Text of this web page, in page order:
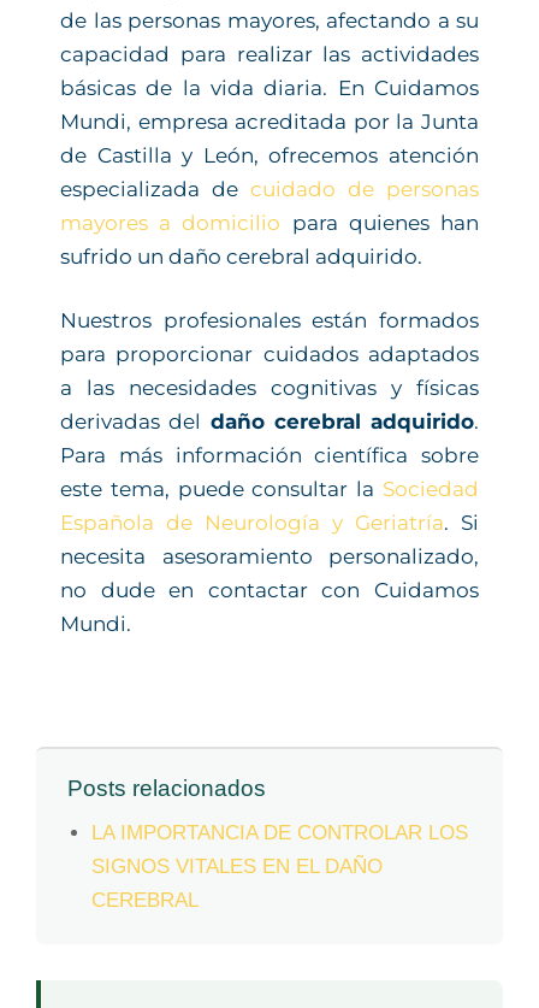
de las personas mayores, afectando a su
capacidad para realizar las actividades
básicas de la vida diaria. En Cuidamos
Mundi, empresa acreditada por la Junta
de Castilla y León, ofrecemos atención
especializada de cuidado de personas
mayores a domicilio para quienes han
sufrido un daño cerebral adquirido.
Nuestros profesionales están formados
para proporcionar cuidados adaptados
a las necesidades cognitivas y físicas
derivadas del daño cerebral adquirido.
Para más información científica sobre
este tema, puede consultar la Sociedad
Española de Neurología y Geriatría. Si
necesita asesoramiento personalizado,
no dude en contactar con Cuidamos
Mundi.
Posts relacionados
LA IMPORTANCIA DE CONTROLAR LOS
SIGNOS VITALES EN EL DAÑO
CEREBRAL